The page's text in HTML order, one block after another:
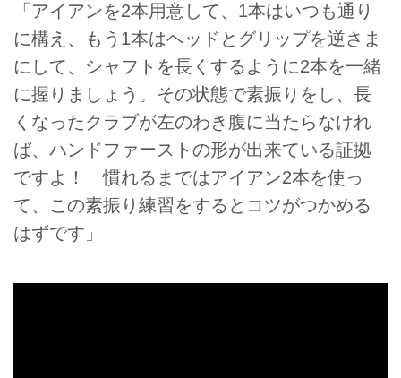
「アイアンを2本用意して、1本はいつも通り
に構え、もう1本はヘッドとグリップを逆さま
にして、シャフトを長くするように2本を一緒
に握りましょう。その状態で素振りをし、長
くなったクラブが左のわき腹に当たらなけれ
ば、ハンドファーストの形が出来ている証拠
ですよ！ 慣れるまではアイアン2本を使っ
て、この素振り練習をするとコツがつかめる
はずです」